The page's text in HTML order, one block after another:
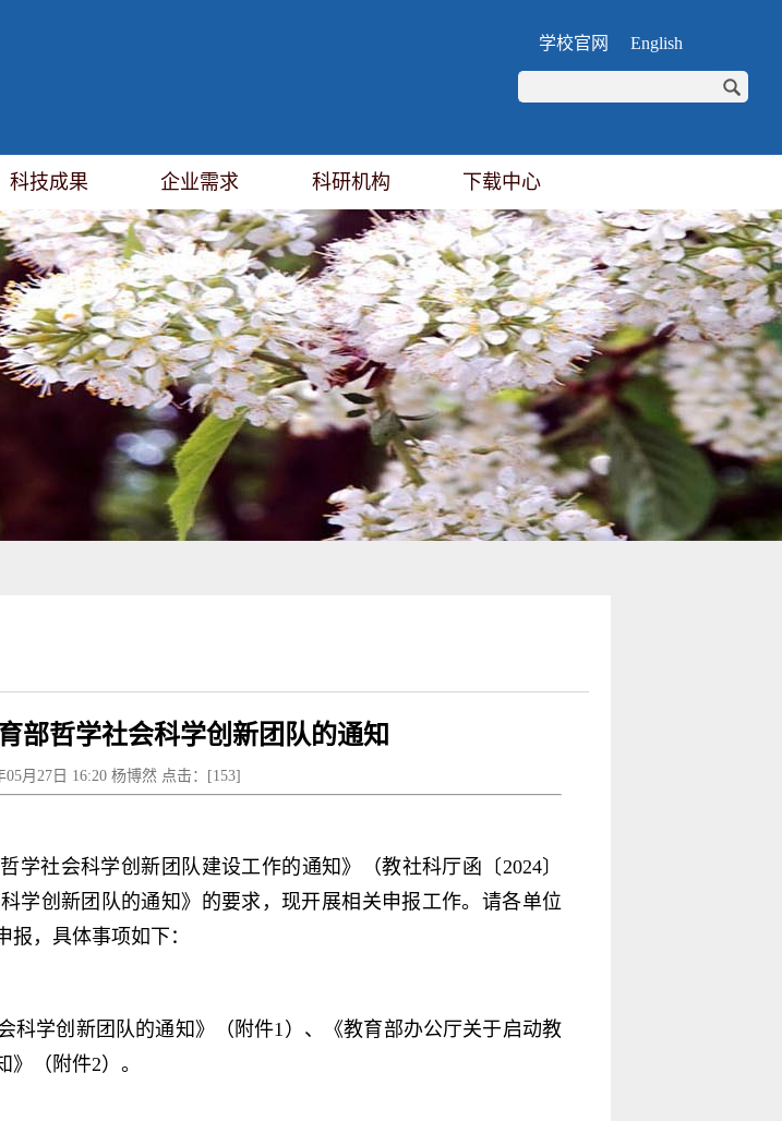
学校官网 English
科技成果 企业需求 科研机构 下载中心
部哲学社会科学创新团队的通知
05月27日 16:20 杨博然 点击：[153]
学社会科学创新团队建设工作的通知》（教社科厅函〔2024〕
学创新团队的通知》的要求，现开展相关申报工作。请各单位
，具体事项如下：
科学创新团队的通知》（附件1）、《教育部办公厅关于启动教
（附件2）。